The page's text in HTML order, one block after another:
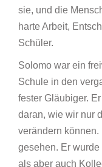
sie, und die
harte Arbeit,
Schüler.
Solomo war ein
Schule in den
fester Gläubiger.
daran, wie wir nur
verändern können.
gesehen. Er
als aber auch